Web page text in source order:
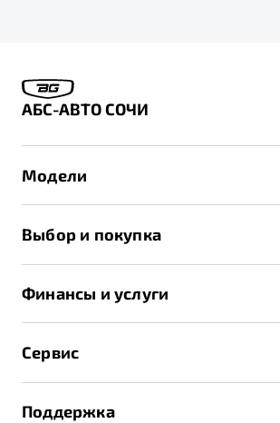
АБС-АВТО СОЧИ
Модели
X70
Выбор и покупка
Записаться на тест-драйв
Получить предложение
Финансы и услуги
Страхование
Сервис
Поддержка